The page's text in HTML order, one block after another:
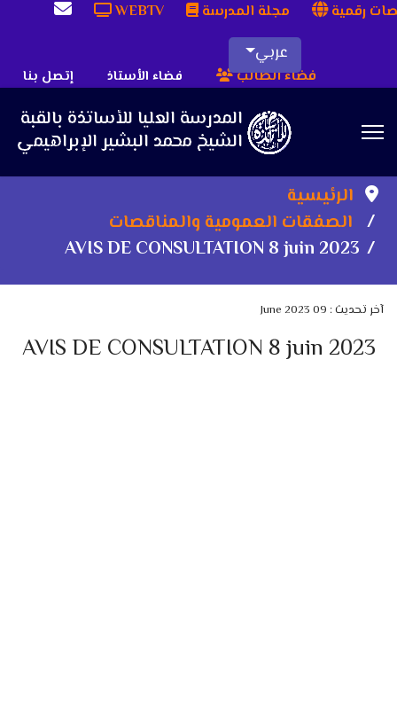
رقمية مجلة المدرسة WEBTV
عربي
إتصل بنا فضاء الأستاذ فضاء الطالب
الرئيسية
الصفقات العمومية والمناقصات
AVIS DE CONSULTATION 8 juin 2023
آخر تحديث : 09 June 2023
AVIS DE CONSULTATION 8 juin 2023